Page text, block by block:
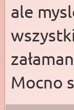
ale
Mocno